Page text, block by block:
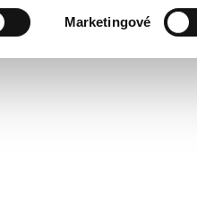
Marketingové